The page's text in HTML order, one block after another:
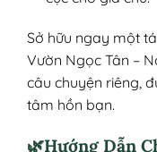
Sở hữu ngay một
Vườn Ngọc Tân –
câu chuyện riêng,
tâm hồn bạn.
🌿Hướng Dẫn